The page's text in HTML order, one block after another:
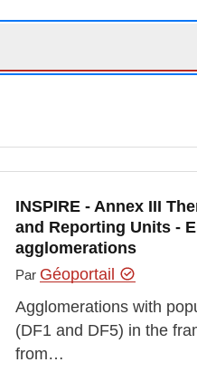
INSPIRE - Annex III
and Reporting Units -
agglomerations
Par Géoportail
Agglomerations with
(DF1 and DF5) in the
from…